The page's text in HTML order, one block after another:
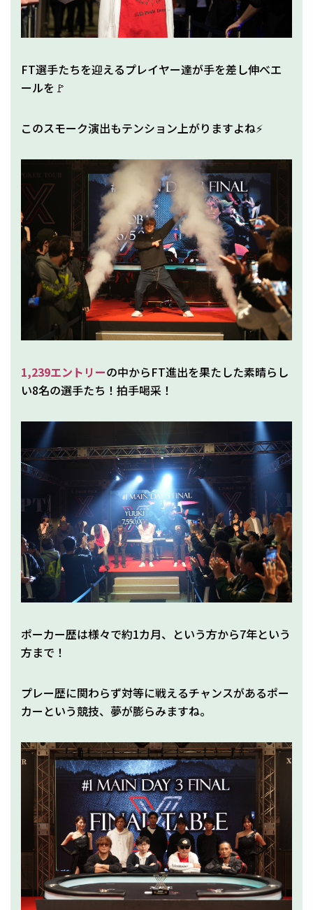
FT選手たちを迎えるプレイヤー達が手を差し伸べエ
ールを🚩
このスモーク演出もテンション上がりますよね⚡
1,239エントリーの中からFT進出を果たした素晴らし
い8名の選手たち！拍手喝采！
ポーカー歴は様々で約1カ月、という方から7年という
方まで！
プレー歴に関わらず対等に戦えるチャンスがあるポー
カーという競技、夢が膨らみますね。